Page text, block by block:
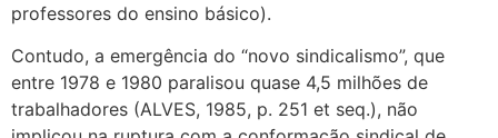
professores do ensino básico).
Contudo, a emergência do “novo sindicalismo”, que
entre 1978 e 1980 paralisou quase 4,5 milhões de
trabalhadores (ALVES, 1985, p. 251 et seq.), não